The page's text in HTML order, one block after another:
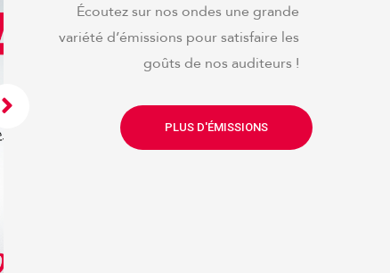
Écoutez sur nos ondes une grande
variété d’émissions pour satisfaire les
goûts de nos auditeurs !
PLUS D'ÉMISSIONS